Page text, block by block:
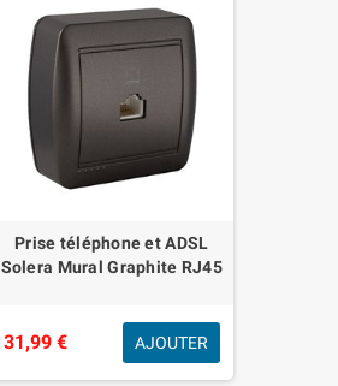
Prise téléphone et ADSL
Solera Mural Graphite RJ45
31,99 € AJOUTER